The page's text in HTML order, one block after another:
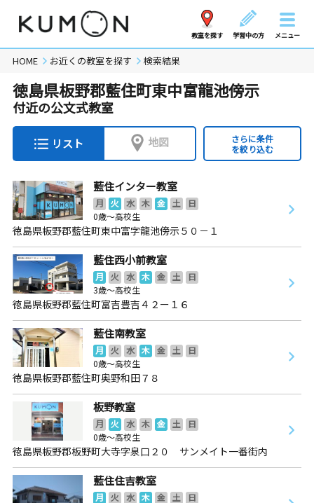
教室を探す 学習中の方 メニュー
HOME お近くの教室を探す 検索結果
徳島県板野郡藍住町東中富龍池傍示
付近の公文式教室
リスト 地図
さらに条件
を絞り込む
藍住インター教室
月 火 水 木 金 土
日
0歳～高校生
徳島県板野郡藍住町東中富字龍池傍示５０－１
藍住西小前教室
月 火 水 木 金 土
日
3歳～高校生
徳島県板野郡藍住町富吉豊吉４２ー１６
藍住南教室
月 火 水 木 金 土
日
0歳～高校生
徳島県板野郡藍住町奥野和田７８
板野教室
月 火 水 木 金 土
日
0歳～高校生
徳島県板野郡板野町大寺字泉口２０ サンメイト一番街内
藍住住吉教室
月 火 水 木 金 土
日